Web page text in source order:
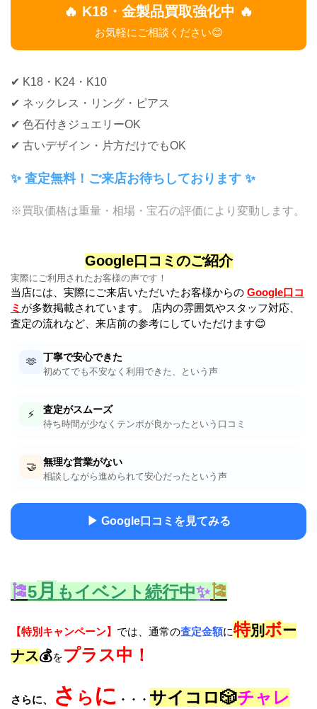
🔥 K18・金製品買取強化中 🔥
お気軽にご相談ください😊
✔ K18・K24・K10
✔ ネックレス・リング・ピアス
✔ 色石付きジュエリーOK
✔ 古いデザイン・片方だけでもOK
✨ 査定無料！ご来店お待ちしております ✨
※買取価格は重量・相場・宝石の評価により変動します。
Google口コミのご紹介
実際にご利用されたお客様の声です！
当店には、実際にご来店いただいたお客様からの Google口コ
ミ が多数掲載されています。 店内の雰囲気やスタッフ対応、
査定の流れなど、来店前の参考にしていただけます😊
🫶 丁寧で安心できた
初めてでも不安なく利用できた、という声
⚡ 査定がスムーズ
待ち時間が少なくテンポが良かったという口コミ
🤝 無理な営業がない
相談しながら進められて安心だったという声
▶ Google口コミを見てみる
🎏5月 もイベント続行中✨🎏
【特別キャンペーン】 では、通常の査定金額に特別ボー
ナス💰をプラス中！
さらに、 さ ら に ・・・ サイコロ🎲チャレ